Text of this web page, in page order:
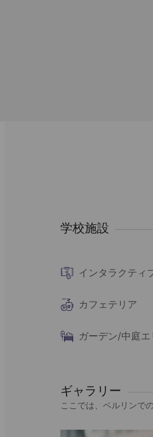
学校施設
インタラクティ
カフェテリア
ガーデン/中庭エ
ギャラリー
ここでは、ベルリンで